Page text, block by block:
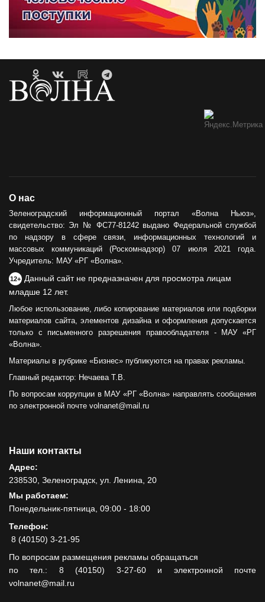
О нас
Зеленоградский информационный портал «Волна Ньюз»,
свидетельство: Эл № ФС77-81242 выдано Федеральной службой
по надзору в сфере связи, информационных технологий и
массовых коммуникаций (Роскомнадзор) 07 июля 2021 года.
Учредитель: МАУ «РГ «Волна».
12+ Данный сайт не предназначен для просмотра лицам
младше 12 лет.
Любое использование, либо копирование материалов или подборки
материалов сайта, элементов дизайна и оформления допускается
только с письменного разрешения правообладателя - МАУ «РГ
«Волна».
Материалы в рубрике «Бизнес» публикуются на правах рекламы.
Главный редактор: Нечаева Т.В.
По вопросам коррупции в МАУ «РГ «Волна» направлять сообщения
по электронной почте volnanet@mail.ru
Наши контакты
Адрес:
238530, Зеленоградск, ул. Ленина, 20
Мы работаем:
Понедельник-пятница, 09:00 - 18:00
Телефон:
8 (40150) 3-21-95
По вопросам размещения рекламы обращаться
по тел.: 8 (40150) 3-27-60 и электронной почте
volnanet@mail.ru